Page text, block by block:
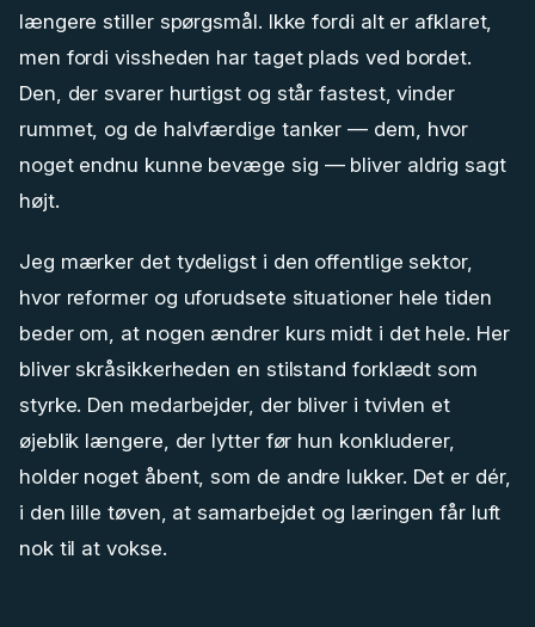
længere stiller spørgsmål. Ikke fordi alt er afklaret,
men fordi vissheden har taget plads ved bordet.
Den, der svarer hurtigst og står fastest, vinder
rummet, og de halvfærdige tanker — dem, hvor
noget endnu kunne bevæge sig — bliver aldrig sagt
højt.
Jeg mærker det tydeligst i den offentlige sektor,
hvor reformer og uforudsete situationer hele tiden
beder om, at nogen ændrer kurs midt i det hele. Her
bliver skråsikkerheden en stilstand forklædt som
styrke. Den medarbejder, der bliver i tvivlen et
øjeblik længere, der lytter før hun konkluderer,
holder noget åbent, som de andre lukker. Det er dér,
i den lille tøven, at samarbejdet og læringen får luft
nok til at vokse.